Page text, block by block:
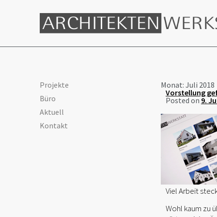
Projekte
Büro
Aktuell
Kontakt
Monat: Juli 2018
Vorstellung
Posted on 9.
Viel Arbeit
Wohl kaum zu